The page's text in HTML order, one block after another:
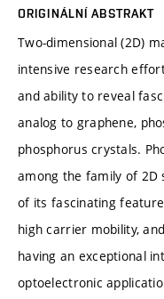
ORIGINÁLNÍ ABSTRAKT
Two-dimensional (2D)
intensive research
and ability to reveal
analog to graphene,
phosphorus crystals.
among the family of 2D
of its fascinating
high carrier mobility,
having an exceptional
optoelectronic